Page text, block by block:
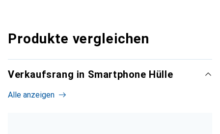
Produkte vergleichen
Verkaufsrang in Smartphone Hülle
Alle anzeigen